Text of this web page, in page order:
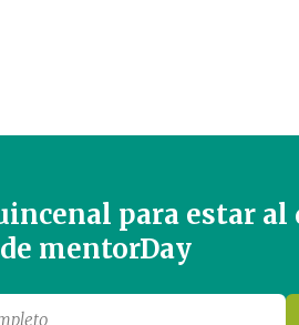
para estar al
mentorDay